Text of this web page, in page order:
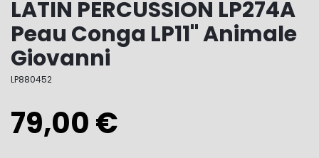
LATIN PERCUSSION LP274A
Peau Conga LP11" Animale
Giovanni
LP880452
79,00 €